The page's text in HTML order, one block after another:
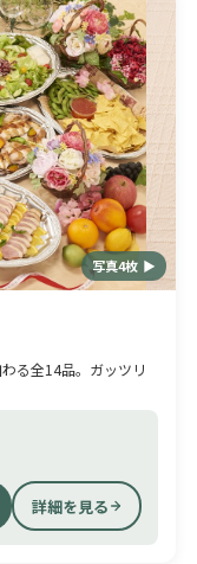
写真4枚 ▶
る全14品。ガッツリ
詳細を見る